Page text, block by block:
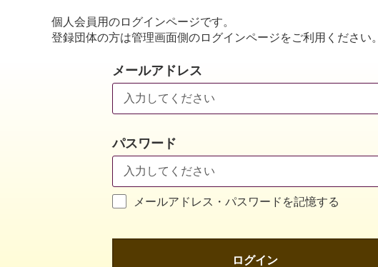
個人会員用のログインページです。
登録団体の方は管理画面側のログインページをご利用ください。
メールアドレス
パスワード
メールアドレス・パスワードを記憶する
ログイン